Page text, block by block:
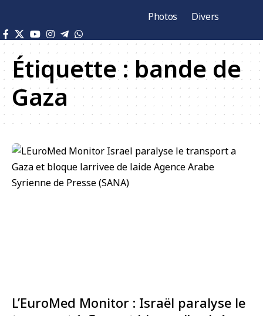
Photos
Divers
Étiquette : bande de
Gaza
L’EuroMed Monitor : Israël paralyse le